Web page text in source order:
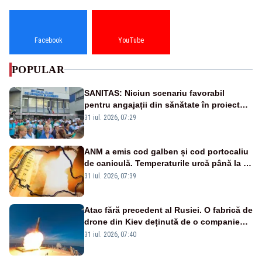
Facebook YouTube
POPULAR
SANITAS: Niciun scenariu favorabil
pentru angajații din sănătate în proiectul
Legii salarizării
31 iul. 2026, 07:29
ANM a emis cod galben și cod portocaliu
de caniculă. Temperaturile urcă până la 38
de grade, iar nopțile devin tropicale
31 iul. 2026, 07:39
Atac fără precedent al Rusiei. O fabrică de
drone din Kiev deținută de o companie
americană, distrusă de o rachetă
31 iul. 2026, 07:40